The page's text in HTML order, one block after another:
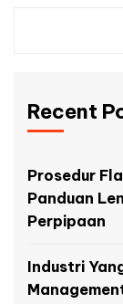
Recent
Prosedur
Panduan
Perpipaan
Industri